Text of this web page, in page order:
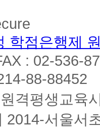
학점은행제
: 02-536-
88-88452
격평생교육
2014-서울서